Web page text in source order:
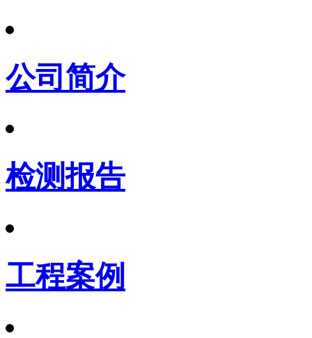
公司简介
检测报告
工程案例